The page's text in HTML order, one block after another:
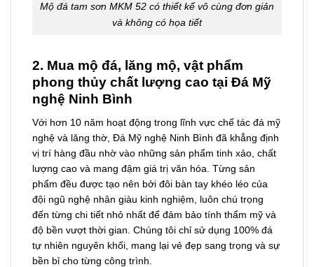
Mộ đá tam sơn MKM 52 có thiết kế vô cùng đơn giản
và không có họa tiết
2. Mua mộ đá, lăng mộ, vật phẩm
phong thủy chất lượng cao tại Đá Mỹ
nghệ Ninh Bình
Với hơn 10 năm hoạt động trong lĩnh vực chế tác đá mỹ
nghệ và lăng thờ, Đá Mỹ nghệ Ninh Bình đã khẳng định
vị trí hàng đầu nhờ vào những sản phẩm tinh xảo, chất
lượng cao và mang đậm giá trị văn hóa. Từng sản
phẩm đều được tạo nên bởi đôi bàn tay khéo léo của
đội ngũ nghệ nhân giàu kinh nghiệm, luôn chú trọng
đến từng chi tiết nhỏ nhất để đảm bảo tính thẩm mỹ và
độ bền vượt thời gian. Chúng tôi chỉ sử dụng 100% đá
tự nhiên nguyên khối, mang lại vẻ đẹp sang trọng và sự
bền bỉ cho từng công trình.